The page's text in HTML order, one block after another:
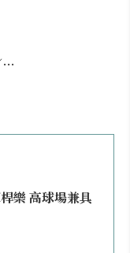
樂 高球場兼具